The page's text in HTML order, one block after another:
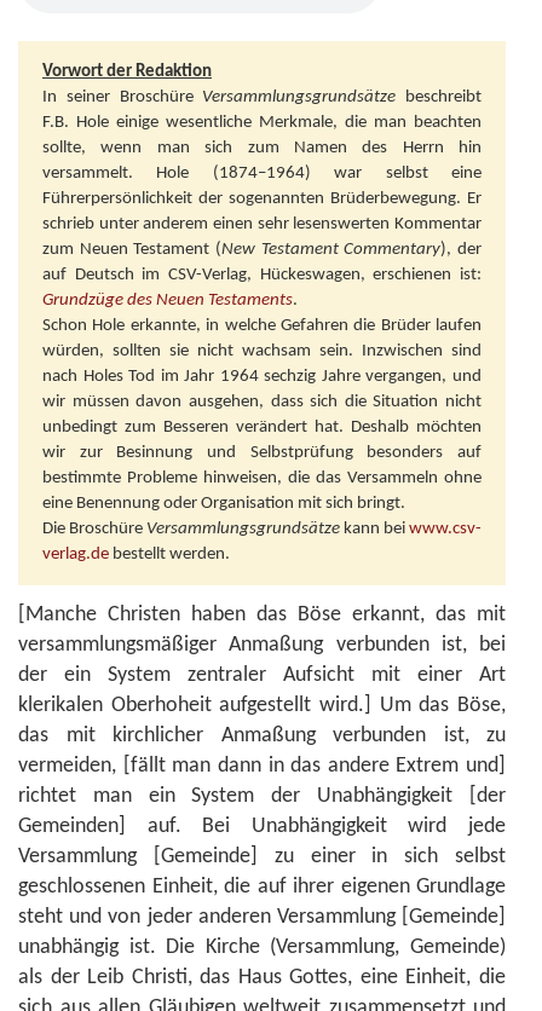
Vorwort der Redaktion
In seiner Broschüre Versammlungsgrundsätze
beschreibt
F.B. Hole einige wesentliche Merkmale, die man beachten
sollte, wenn man sich zum Namen des Herrn hin
versammelt. Hole (1874–1964) war selbst eine
Führerpersönlichkeit der sogenannten Brüderbewegung. Er
schrieb unter anderem einen sehr lesenswerten Kommentar
zum Neuen Testament (New Testament Commentary), der
auf Deutsch im CSV-Verlag, Hückeswagen, erschienen ist:
Grundzüge des Neuen Testaments.
Schon Hole erkannte, in welche Gefahren die Brüder laufen
würden, sollten sie nicht wachsam sein. Inzwischen sind
nach Holes Tod im Jahr 1964 sechzig Jahre vergangen, und
wir müssen davon ausgehen, dass sich die Situation nicht
unbedingt zum Besseren verändert hat. Deshalb möchten
wir zur Besinnung und Selbstprüfung besonders auf
bestimmte Probleme hinweisen, die das Versammeln ohne
eine Benennung oder Organisation mit sich bringt.
Die Broschüre Versammlungsgrundsätze kann bei www.csv-
verlag.de bestellt werden.
[Manche Christen haben das Böse erkannt, das mit
versammlungsmäßiger Anmaßung verbunden ist, bei
der ein System zentraler Aufsicht mit einer Art
klerikalen Oberhoheit aufgestellt wird.] Um das Böse,
das mit kirchlicher Anmaßung verbunden ist, zu
vermeiden, [fällt man dann in das andere Extrem und]
richtet man ein System der Unabhängigkeit [der
Gemeinden] auf. Bei Unabhängigkeit wird jede
Versammlung [Gemeinde] zu einer in sich selbst
geschlossenen Einheit, die auf ihrer eigenen Grundlage
steht und von jeder anderen Versammlung [Gemeinde]
unabhängig ist. Die Kirche (Versammlung, Gemeinde)
als der Leib Christi, das Haus Gottes, eine Einheit, die